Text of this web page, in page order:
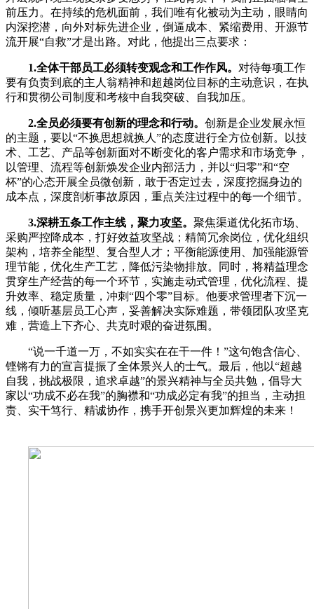
前压力。在持续的危机面前，我们唯有化被动为主动，眼睛向
内深挖潜，向外对标先进企业，倒逼成本、紧缩费用、开源节
流开展“自救”才是出路。对此，他提出三点要求：
1.全体干部员工必须转变观念和工作作风。 对待每项工作
要有负责到底的主人翁精神和超越岗位目标的主动意识，在执
行和贯彻公司制度和考核中自我突破、自我加压。
2.全员必须要有创新的理念和行动。 创新是企业发展永恒
的主题，要以“不换思想就换人”的态度进行全方位创新。以技
术、工艺、产品等创新面对不断变化的客户需求和市场竞争，
以管理、流程等创新焕发企业内部活力，并以“归零”和“空
杯”的心态开展全员微创新，敢于否定过去，深度挖掘身边的
成本点，深度剖析事故原因，重点关注过程中的每一个细节。
3.深耕五条工作主线，聚力攻坚。 聚焦渠道优化拓市场、
采购严控降成本，打好效益攻坚战；精简冗余岗位，优化组织
架构，培养全能型、复合型人才；平衡能源使用、加强能源管
理节能，优化生产工艺，降低污染物排放。同时，将精益理念
贯穿生产经营的每一个环节，实施走动式管理，优化流程、提
升效率、稳定质量，冲刺“四个零”目标。他要求管理者下沉一
线，倾听基层员工心声，妥善解决实际难题，带领团队攻坚克
难，营造上下齐心、共克时艰的奋进氛围。
“说一千道一万，不如实实在在干一件！”这句饱含信心、
铿锵有力的宣言提振了全体景兴人的士气。最后，他以“超越
自我，挑战极限，追求卓越”的景兴精神与全员共勉，倡导大
家以“功成不必在我”的胸襟和“功成必定有我”的担当，主动担
责、实干笃行、精诚协作，携手开创景兴更加辉煌的未来！